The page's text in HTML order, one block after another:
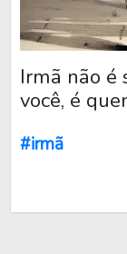
Irmã não é
você, é
#irmã